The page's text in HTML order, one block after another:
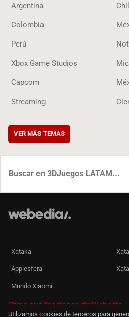
Argentina
Colombia
Perú
Xbox Game Studios
Capcom
Streaming
VER MÁS TEMAS
Xataka
Applesfera
Mundo Xiaomi
Otras publicaciones de Webedia
Utilizamos cookies de terceros para